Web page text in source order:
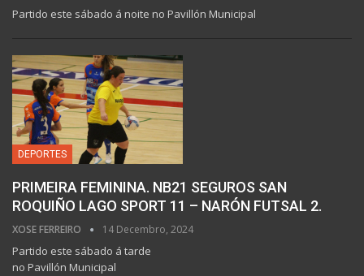
Partido este sábado á noite no Pavillón Municipal
DEPORTES
PRIMEIRA FEMININA. NB21 SEGUROS SAN
ROQUIÑO LAGO SPORT 11 – NARÓN FUTSAL 2.
XOSE FERREIRO 14 Decembro, 2024
Partido este sábado á tarde
no Pavillón Municipal